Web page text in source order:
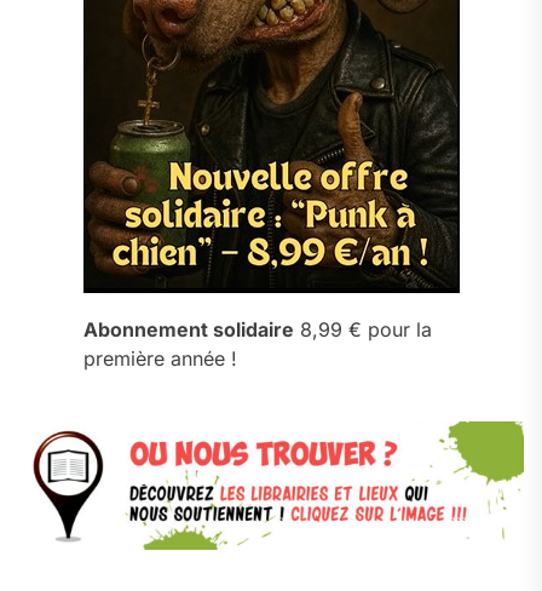
Abonnement solidaire 8,99 € pour la
première année !